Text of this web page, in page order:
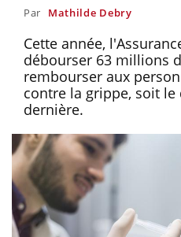
Par Mathilde Debry
Cette année,
débourser 63 millions
rembourser aux
contre la grippe, soit le
dernière.